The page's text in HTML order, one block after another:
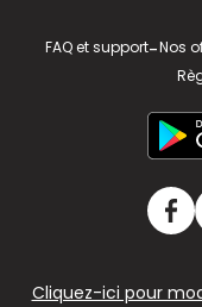
FAQ et support-Nos
Cliquez-ici pour